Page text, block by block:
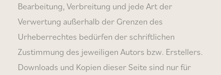
Bearbeitung, Verbreitung und jede Art der
Verwertung außerhalb der Grenzen des
Urheberrechtes bedürfen der schriftlichen
Zustimmung des jeweiligen Autors bzw. Erstellers.
Downloads und Kopien dieser Seite sind nur für